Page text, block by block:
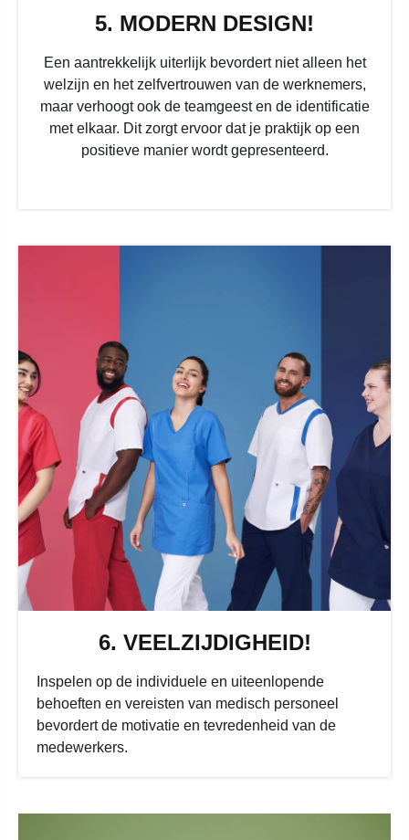
5. MODERN DESIGN!
Een aantrekkelijk uiterlijk bevordert niet alleen het
welzijn en het zelfvertrouwen van de werknemers,
maar verhoogt ook de teamgeest en de identificatie
met elkaar. Dit zorgt ervoor dat je praktijk op een
positieve manier wordt gepresenteerd.
6. VEELZIJDIGHEID!
Inspelen op de individuele en uiteenlopende
behoeften en vereisten van medisch personeel
bevordert de motivatie en tevredenheid van de
medewerkers.